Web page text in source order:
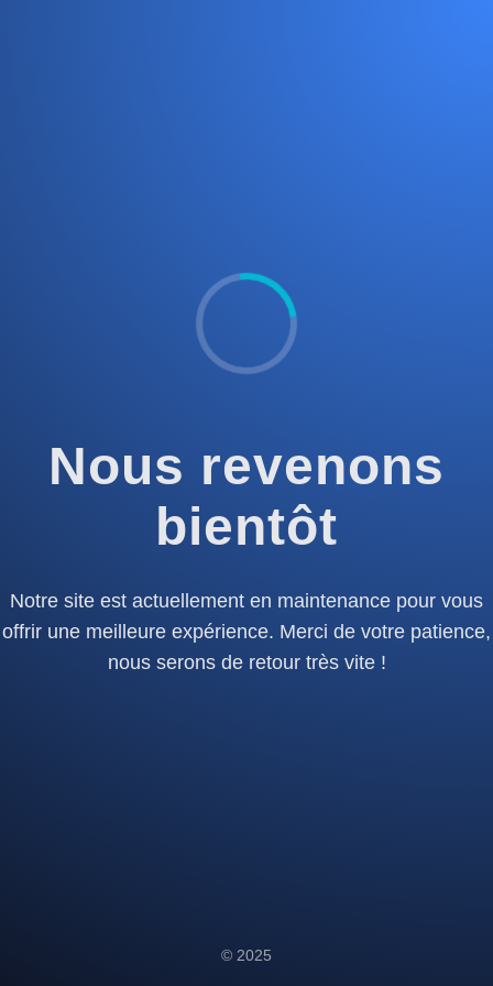
Nous revenons
bientôt
Notre site est actuellement en maintenance pour vous
offrir une meilleure expérience. Merci de votre patience,
nous serons de retour très vite !
© 2025